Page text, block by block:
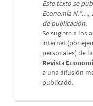
Este texto se
Economía N.º…,
de publicación.
Se sugiere a los
internet (por
personales) de
Revista
a una difusión
publicado.